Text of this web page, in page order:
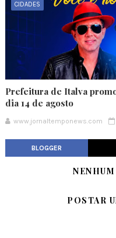
CIDADES
Prefeitura de Italva
dia 14 de agosto
www.jornaltemponews.com
BLOGGER
POSTAR